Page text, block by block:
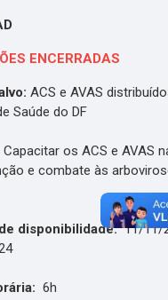
ENCERRADAS
ACS e AVAS
Saúde do DF
Capacitar os ACS e AVAS
e combate às
disponibilidade:11/11/
6h